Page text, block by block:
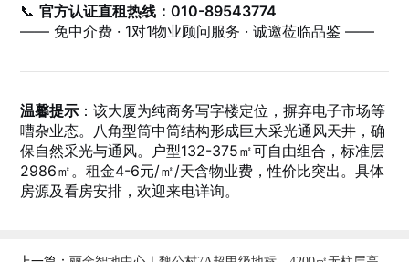
📞官方认证直租热线：010-89543774
—— 免中介费 · 1对1物业顾问服务 · 诚邀莅临品鉴 ——
温馨提示 ：该大厦为纯商务写字楼定位，摒弃电子市场等
嘈杂业态。八角型筒中筒结构形成巨大采光通风天井，确
保自然采光与通风。户型132-375㎡可自由组合，标准层
2986㎡。租金4-6元/㎡/天含物业费，性价比突出。具体
房源及看房安排，欢迎来电详询。